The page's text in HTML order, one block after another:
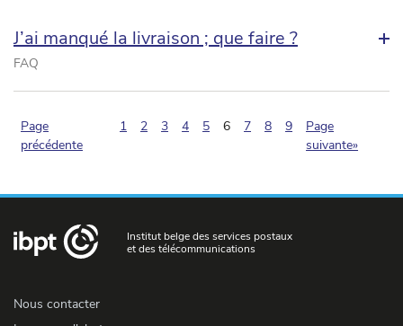
J’ai manqué la livraison ; que faire ?
FAQ
Page
précédente
1 2 3 4 5 6(pagination.current)
7 8 9
Page
suivante»
Institut belge des services postaux
et des télécommunications
Nous contacter